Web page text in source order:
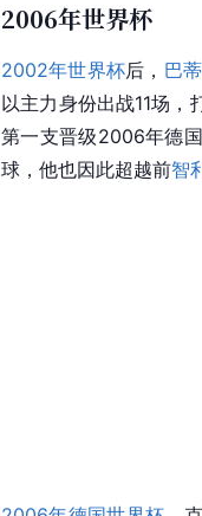
2006年世界杯
2002年世界杯后， 巴
以主力身份出战11场
第一支晋级2006年德
球，他也因此超越前智